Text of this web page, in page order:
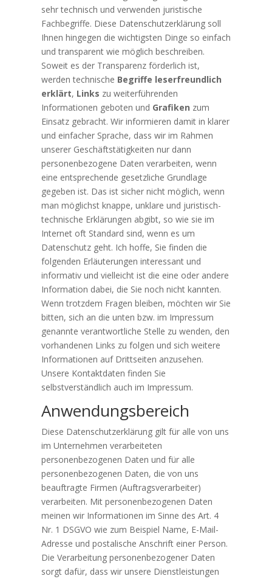
sehr technisch und verwenden juristische
Fachbegriffe. Diese Datenschutzerklärung soll
Ihnen hingegen die wichtigsten Dinge so einfach
und transparent wie möglich beschreiben.
Soweit es der Transparenz förderlich ist,
werden technische Begriffe leserfreundlich
erklärt, Links zu weiterführenden
Informationen geboten und Grafiken zum
Einsatz gebracht. Wir informieren damit in klarer
und einfacher Sprache, dass wir im Rahmen
unserer Geschäftstätigkeiten nur dann
personenbezogene Daten verarbeiten, wenn
eine entsprechende gesetzliche Grundlage
gegeben ist. Das ist sicher nicht möglich, wenn
man möglichst knappe, unklare und juristisch-
technische Erklärungen abgibt, so wie sie im
Internet oft Standard sind, wenn es um
Datenschutz geht. Ich hoffe, Sie finden die
folgenden Erläuterungen interessant und
informativ und vielleicht ist die eine oder andere
Information dabei, die Sie noch nicht kannten.
Wenn trotzdem Fragen bleiben, möchten wir Sie
bitten, sich an die unten bzw. im Impressum
genannte verantwortliche Stelle zu wenden, den
vorhandenen Links zu folgen und sich weitere
Informationen auf Drittseiten anzusehen.
Unsere Kontaktdaten finden Sie
selbstverständlich auch im Impressum.
Anwendungsbereich
Diese Datenschutzerklärung gilt für alle von uns
im Unternehmen verarbeiteten
personenbezogenen Daten und für alle
personenbezogenen Daten, die von uns
beauftragte Firmen (Auftragsverarbeiter)
verarbeiten. Mit personenbezogenen Daten
meinen wir Informationen im Sinne des Art. 4
Nr. 1 DSGVO wie zum Beispiel Name, E-Mail-
Adresse und postalische Anschrift einer Person.
Die Verarbeitung personenbezogener Daten
sorgt dafür, dass wir unsere Dienstleistungen